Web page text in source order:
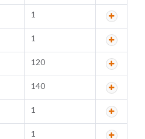
1
1
120
140
1
1